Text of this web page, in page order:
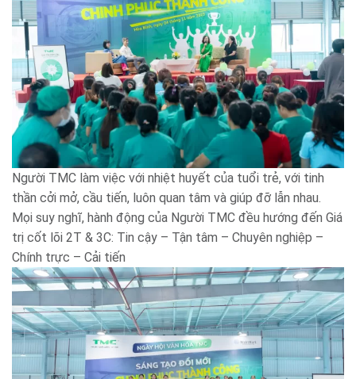
Người TMC làm việc với nhiệt huyết của tuổi trẻ, với tinh
thần cởi mở, cầu tiến, luôn quan tâm và giúp đỡ lẫn nhau.
Mọi suy nghĩ, hành động của Người TMC đều hướng đến Giá
trị cốt lõi 2T & 3C: Tin cậy – Tận tâm – Chuyên nghiệp –
Chính trực – Cải tiến